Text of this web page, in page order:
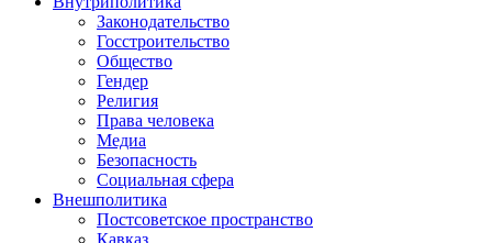
Законодательство
Госстроительство
Общество
Гендер
Религия
Права человека
Медиа
Безопасность
Социальная сфера
Внешполитика
Постсоветское пространство
Кавказ